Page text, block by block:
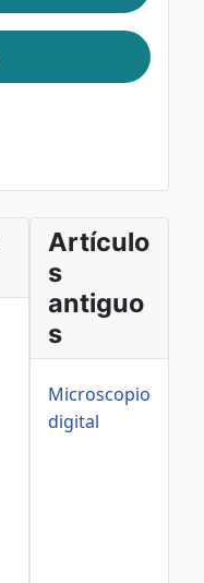
Artículo
s
antiguo
s
Microscopio
digital